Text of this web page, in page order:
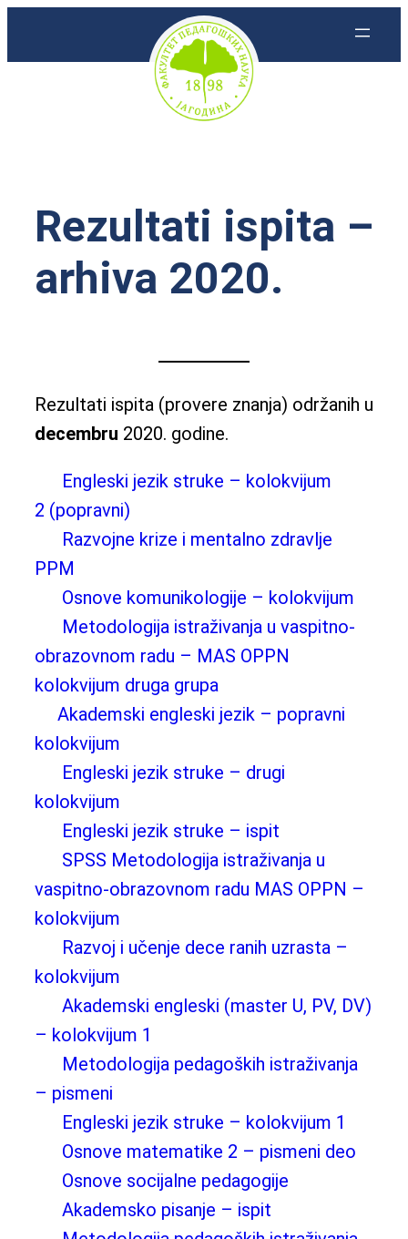
Rezultati ispita –
arhiva 2020.
Rezultati ispita (provere znanja) održanih u
decembru 2020. godine.
Engleski jezik struke – kolokvijum
2 (popravni)
Razvojne krize i mentalno zdravlje
PPM
Osnove komunikologije – kolokvijum
Metodologija istraživanja u vaspitno-
obrazovnom radu – MAS OPPN
kolokvijum druga grupa
Akademski engleski jezik – popravni
kolokvijum
Engleski jezik struke – drugi
kolokvijum
Engleski jezik struke – ispit
SPSS Metodologija istraživanja u
vaspitno-obrazovnom radu MAS OPPN –
kolokvijum
Razvoj i učenje dece ranih uzrasta –
kolokvijum
Akademski engleski (master U, PV, DV)
– kolokvijum 1
Metodologija pedagoških istraživanja
– pismeni
Engleski jezik struke – kolokvijum 1
Osnove matematike 2 – pismeni deo
Osnove socijalne pedagogije
Akademsko pisanje – ispit